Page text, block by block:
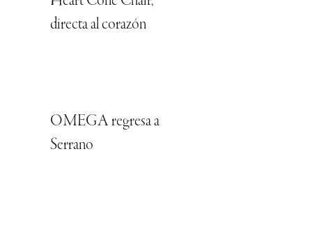
directa al corazón
OMEGA regresa a
Serrano